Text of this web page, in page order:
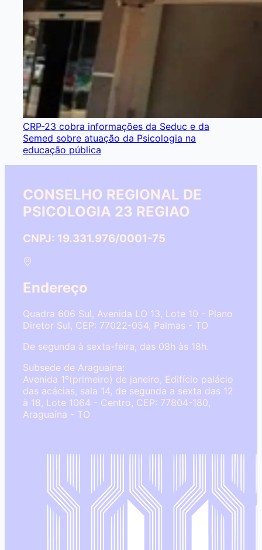
CRP-23 cobra informações da Seduc e da
Semed sobre atuação da Psicologia na
educação pública
CONSELHO REGIONAL DE
PSICOLOGIA 23 REGIAO
CNPJ: 19.331.976/0001-75
Endereço
Quadra 606 Sul, Avenida LO 13, Lote 10 - Plano
Diretor Sul, CEP: 77022-054, Palmas - TO
De segunda à sexta-feira, das 08h às 18h.
Subsede de Araguaína:
Avenida 1º(primeiro) de janeiro, Edifício palácio
das acácias, sala 14, de segunda a sexta das 12
à 18, Lote 1064 - Centro, CEP: 77804-180,
Araguaína - TO